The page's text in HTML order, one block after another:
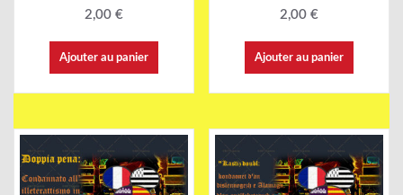
2,00 €
Ajouter au panier
2,00€
Ajouter au panier